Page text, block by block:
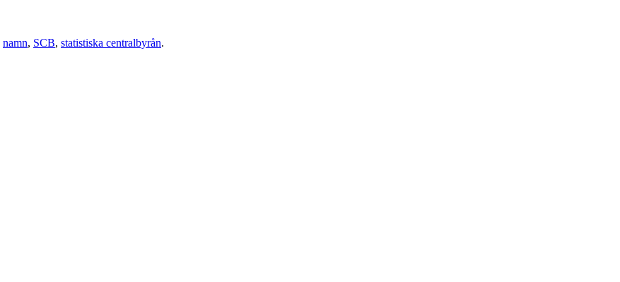
namn, SCB, statistiska centralbyrån.